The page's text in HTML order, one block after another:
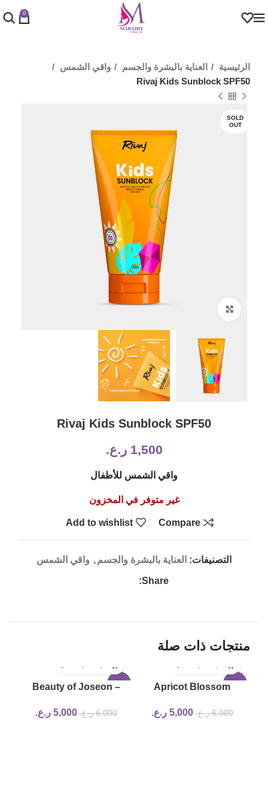
0
الرئيسية العناية بالبشرة والجسم
واقي الشمس
Rivaj Kids Sunblock SPF50
SOLD
OUT
Click to enlarge
Rivaj Kids Sunblock SPF50
1,500 ر.ع.
واقي الشمس للأطفال
غير متوفر في المخزون
Compare
Add to wishlist
التصنيفات: العناية بالبشرة والجسم , واقي الشمس
Share:
منتجات ذات صلة
-17%
Apricot Blossom
joseon 6,000 ر.ع. 5,000 ر.ع.
Beauty of Joseon –
tea + Panthenol
6,000 ر.ع. 5,000 ر.ع.